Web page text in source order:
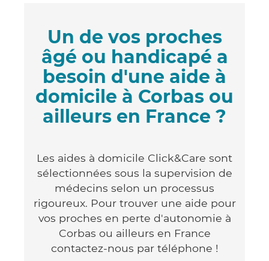
Un de vos proches
âgé ou handicapé a
besoin d'une aide à
domicile à Corbas ou
ailleurs en France ?
Les aides à domicile Click&Care sont
sélectionnées sous la supervision de
médecins selon un processus
rigoureux. Pour trouver une aide pour
vos proches en perte d'autonomie à
Corbas ou ailleurs en France
contactez-nous par téléphone !